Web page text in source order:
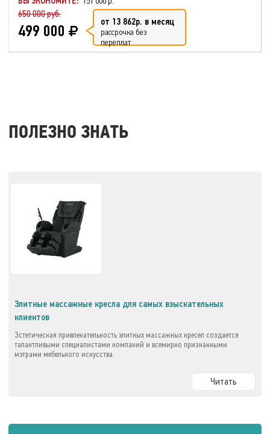
650 000 руб.
499 000 от 13 862р. в месяц
рассрочка без
переплат
ПОЛЕЗНО ЗНАТЬ
Элитные массажные кресла для самых взыскательных
клиентов
Эстетическая привлекательность элитных массажных кресел создается
талантливыми специалистами компаний и всемирно признанными
мэтрами мебельного искусства.
Читать